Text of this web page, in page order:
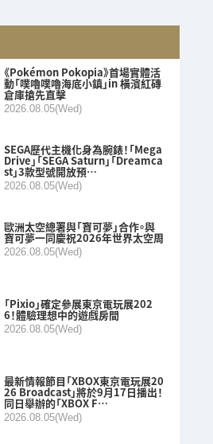
《Pokémon Pokopia》首場實體活
動「噗嚕噗嚕海底小鎮」in 橫濱紅磚
倉庫搶先直擊
2026.08.05(Wed)
SEGA歷代主機化身為腕錶！「Mega
Drive」「SEGA Saturn」「Dreamca
st」3款型號開放預…
2026.08.05(Wed)
歐洲太空總署與「寶可夢」合作。與
寶可夢一同慶祝2026年世界太空周
2026.08.05(Wed)
「Pixio」確定參展東京電玩展202
6！體驗理想中的遊戲房間
2026.08.05(Wed)
最新情報節目「XBOX東京電玩展20
26 Broadcast」將於9月17日播出！
同日舉辦的「XBOX F…
2026.08.05(Wed)